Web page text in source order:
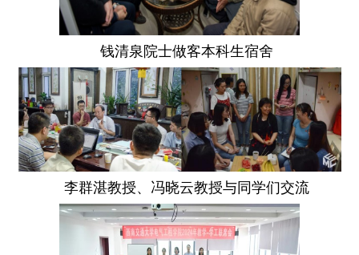
钱清泉院士做客本科生宿舍
李群湛教授、冯晓云教授与同学们交流